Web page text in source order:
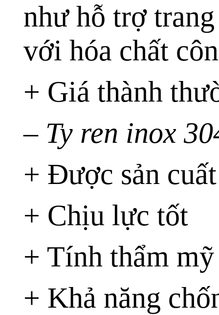
như hỗ trợ
với hóa chất
+ Giá thành
– Ty ren inox
+ Được sản
+ Chịu lực tốt
+ Tính thẩm mỹ
+ Khả năng